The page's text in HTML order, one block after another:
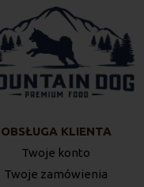
OBSŁUGA KLIENTA
Twoje konto
Twoje zamówienia